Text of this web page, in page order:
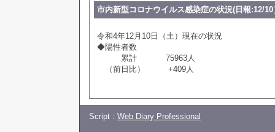
市内新型コロナウイルス感染症の状況(日報:12/10
令和4年12月10日（土）現在の状況
◆陽性者数
累計 75963人
（前日比） +409人
Script : Web Diary Professional